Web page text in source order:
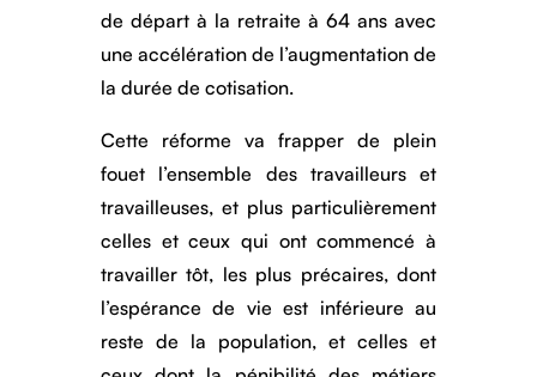
de départ à la retraite à 64 ans avec
une accélération de l’augmentation de
la durée de cotisation.
Cette réforme va frapper de plein
fouet l’ensemble des travailleurs et
travailleuses, et plus particulièrement
celles et ceux qui ont commencé à
travailler tôt, les plus précaires, dont
l’espérance de vie est inférieure au
reste de la population, et celles et